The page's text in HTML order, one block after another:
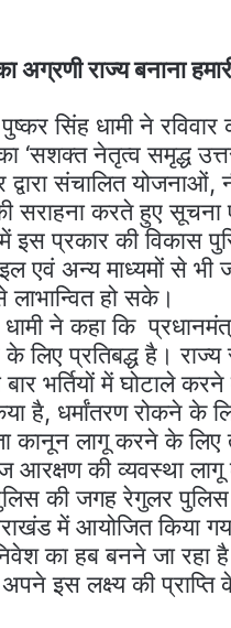
अग्रणी राज्य बनाना
सिंह धामी ने
‘सशक्त नेतृत्व समृद्ध
द्वारा संचालित
सराहना करते हुए
इस प्रकार की विकास
एवं अन्य माध्यमों से
हो सके।
ने कहा कि
के लिए प्रतिबद्ध है।
भर्तियों में घोटाले
है, धर्मांतरण रोकने के
कानून लागू करने के लिए
की व्यवस्था लागू
की जगह रेगुलर
में आयोजित किया
का हब बनने जा रहा
अपने इस लक्ष्य की